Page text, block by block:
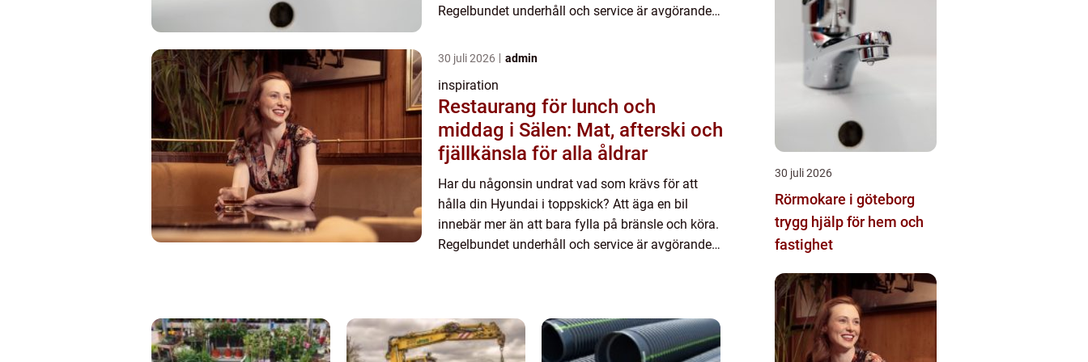
Regelbundet underhåll och service är avgörande
säkerställa att d...
30 juli 2026 admin
inspiration
Restaurang för lunch och
middag i Sälen: Mat, afterski och
fjällkänsla för alla åldrar
Har du någonsin undrat vad som krävs för att
hålla din Hyundai i toppskick? Att äga en bil
innebär mer än att bara fylla på bränsle och köra.
Regelbundet underhåll och service är avgörande
30 juli 2026
Rörmokare i göteborg
trygg hjälp för hem och
fastighet